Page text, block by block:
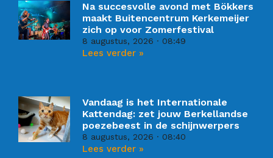
Na succesvolle avond met Bökkers
maakt Buitencentrum Kerkemeijer
zich op voor Zomerfestival
8 augustus, 2026 08:49
Lees verder »
Vandaag is het Internationale
Kattendag: zet jouw Berkellandse
poezebeest in de schijnwerpers
8 augustus, 2026 08:40
Lees verder »